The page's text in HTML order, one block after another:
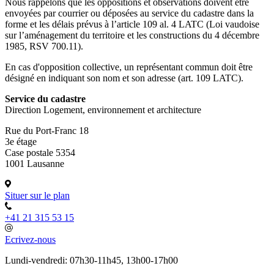
Nous rappelons que les oppositions et observations doivent être
envoyées par courrier ou déposées au service du cadastre dans la
forme et les délais prévus à l’article 109 al. 4 LATC (Loi vaudoise
sur l’aménagement du territoire et les constructions du 4 décembre
1985, RSV 700.11).
En cas d'opposition collective, un représentant commun doit être
désigné en indiquant son nom et son adresse (art. 109 LATC).
Service du cadastre
Direction Logement, environnement et architecture
Rue du Port-Franc 18
3e étage
Case postale 5354
1001 Lausanne
Situer sur le plan
+41 21 315 53 15
Ecrivez-nous
Lundi-vendredi: 07h30-11h45, 13h00-17h00